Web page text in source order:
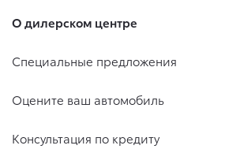
О дилерском центре
Специальные предложения
Оцените ваш автомобиль
Консультация по кредиту